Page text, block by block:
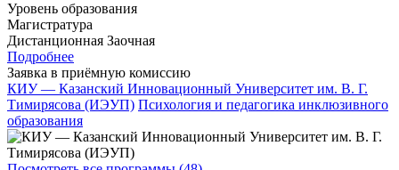
Уровень образования
Магистратура
Дистанционная Заочная
Подробнее
Заявка в приёмную комиссию
КИУ — Казанский Инновационный Университет им. В. Г.
Тимирясова (ИЭУП) Психология и педагогика инклюзивного
образования